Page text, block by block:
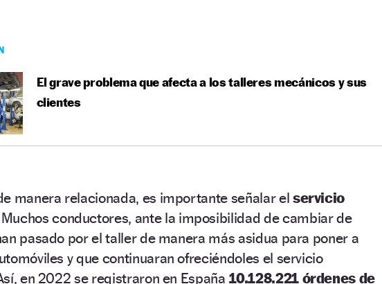
El grave problema que afecta a los talleres mecánicos y sus
clientes
manera relacionada, es importante señalar el servicio
Muchos conductores, ante la imposibilidad de cambiar de
pasado por el taller de manera más asidua para poner a
y que continuaran ofreciéndoles el servicio
en 2022 se registraron en España 10.128.221 órdenes de